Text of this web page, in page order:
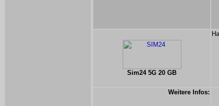
Sim24 5G 20 GB
Weitere Infos: